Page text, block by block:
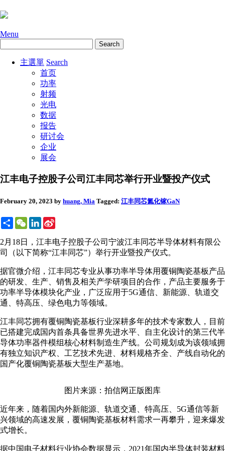
Menu
主選單 Search
首页
功率
射频
光电
数据
报告
研讨会
企业
展会
江丰电子控股子公司江丰同芯举行开业暨投产仪式
February 20, 2023 by huang, Mia Tagged: 江丰同芯氮化镓GaN
ShareWeChatLinkedIn
2月18日，江丰电子控股子公司宁波江丰同芯半导体材料有限公
司（以下简称“江丰同芯”）举行开业暨投产仪式。
据官微介绍，江丰同芯专业从事功率半导体用覆铜陶瓷基板产品
的研发、生产、销售及相关产学研项目的合作，产品主要服务于
功率半导体模块化产业，广泛应用于5G通信、新能源、轨道交
通、特高压、绿色电力等领域。
江丰同芯拥有覆铜陶瓷基板行业深耕多年的技术专家数人，目前
已搭建完成国内首条具备世界先进水平、自主化设计的第三代半
导体功率器件模组核心材料制造生产线。公司规划成为该领域拥
有独立知识产权、工艺技术先进、材料规格齐全、产线自动化的
国产化覆铜陶瓷基板大型生产基地。
图片来源：拍信网正版图库
近年来，随着国内外新能源、轨道交通、特高压、5G通信等新
兴领域的高速发展，覆铜陶瓷基板材料需求一再攀升，迎来爆发
式增长。
据中国电子材料行业协会数据显示，2021年国内半导体封装材料